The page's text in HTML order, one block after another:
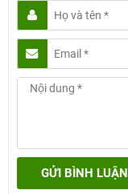
GỬI BÌNH LUẬN